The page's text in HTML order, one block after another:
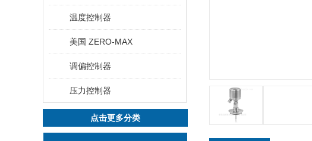
温度控制器
美国 ZERO-MAX
调偏控制器
压力控制器
点击更多分类